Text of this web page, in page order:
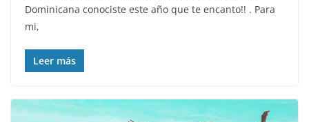
Dominicana conociste este año que te encanto!! . Para
mi,
Leer más